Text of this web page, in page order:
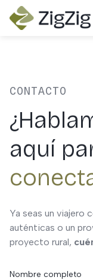
CONTACTO
aquí
Ya seas un viajero
auténticas o un
proyecto rural,
Nombre completo